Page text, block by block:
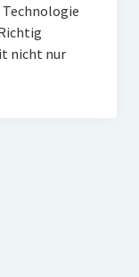
Technologie
nicht nur